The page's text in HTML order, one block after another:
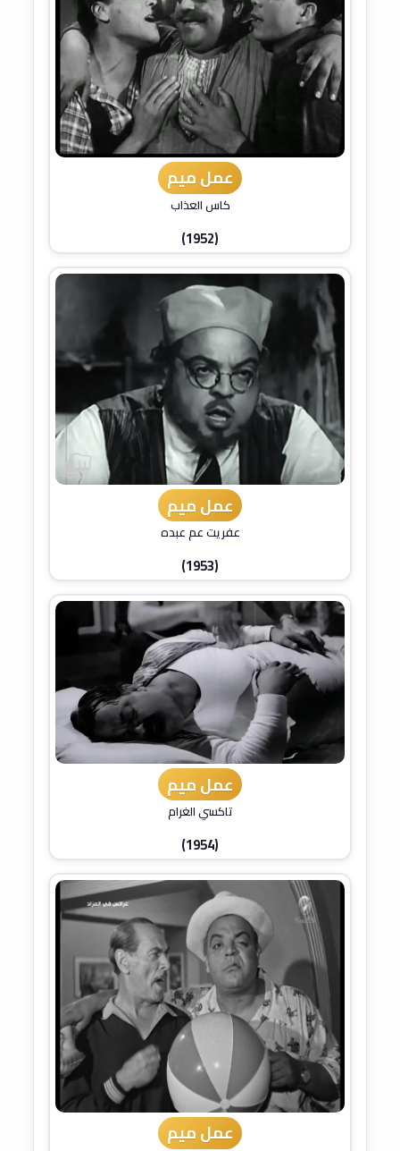
عمل ميم
كاس العذاب
(1952)
عمل ميم
عفريت عم عبده
(1953)
عمل ميم
تاكسي الغرام
(1954)
عمل ميم